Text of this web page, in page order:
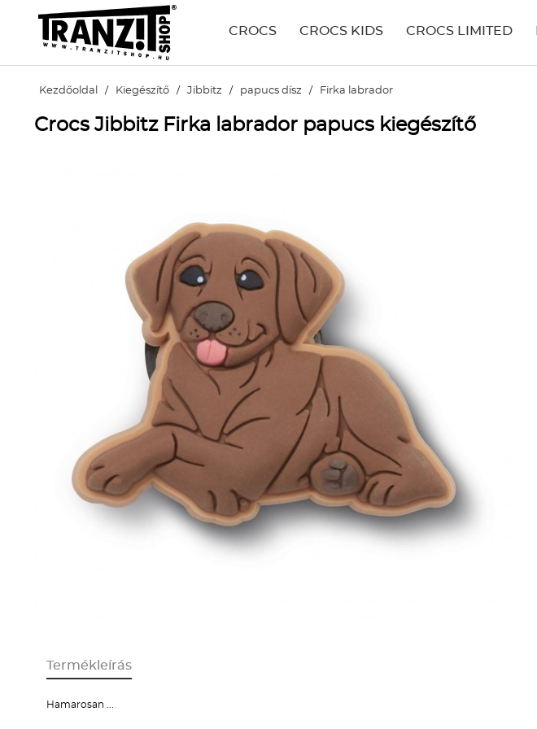
CROCS CROCS KIDS CROCS LIMITED
Kezdőoldal / Kiegészítő / Jibbitz / papucs dísz / Firka labrador
Crocs Jibbitz Firka labrador papucs kiegészítő
Termékleírás
Hamarosan ...